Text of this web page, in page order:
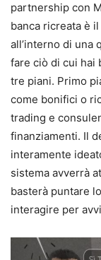
partnership con
banca ricreata è
all’interno di una
fare ciò di cui hai
tre piani. Primo
come bonifici o
trading e
finanziamenti. Il
interamente
sistema avverrà
basterà puntare
interagire per